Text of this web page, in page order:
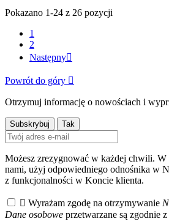
Pokazano 1-24 z 26 pozycji
1
2
Następny
Powrót do góry 
Otrzymuj informację o nowościach i
Możesz zrezygnować w każdej chwili. W
nami, użyj odpowiedniego odnośnika w
z funkcjonalności w Koncie klienta.
 Wyrażam zgodę na otrzymywanie
Dane osobowe przetwarzane są zgodnie z